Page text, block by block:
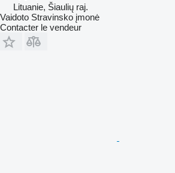
Lituanie, Šiaulių raj.
Vaidoto Stravinsko įmonė
Contacter le vendeur